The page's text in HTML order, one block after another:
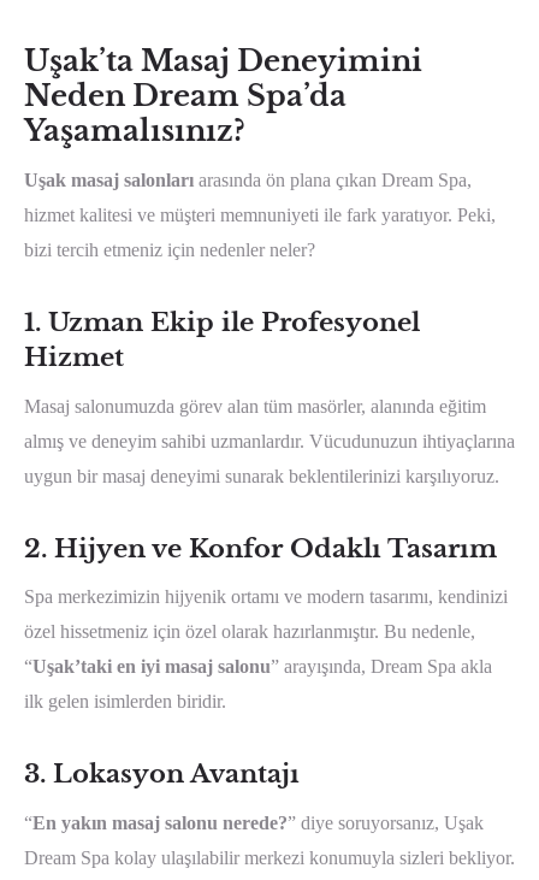
Uşak’ta Masaj Deneyimini
Neden Dream Spa’da
Yaşamalısınız?
Uşak masaj salonları arasında ön plana çıkan Dream Spa,
hizmet kalitesi ve müşteri memnuniyeti ile fark yaratıyor. Peki,
bizi tercih etmeniz için nedenler neler?
1. Uzman Ekip ile Profesyonel
Hizmet
Masaj salonumuzda görev alan tüm masörler, alanında eğitim
almış ve deneyim sahibi uzmanlardır. Vücudunuzun ihtiyaçlarına
uygun bir masaj deneyimi sunarak beklentilerinizi karşılıyoruz.
2. Hijyen ve Konfor Odaklı Tasarım
Spa merkezimizin hijyenik ortamı ve modern tasarımı, kendinizi
özel hissetmeniz için özel olarak hazırlanmıştır. Bu nedenle,
“Uşak’taki en iyi masaj salonu” arayışında, Dream Spa akla
ilk gelen isimlerden biridir.
3. Lokasyon Avantajı
“En yakın masaj salonu nerede?” diye soruyorsanız, Uşak
Dream Spa kolay ulaşılabilir merkezi konumuyla sizleri bekliyor.